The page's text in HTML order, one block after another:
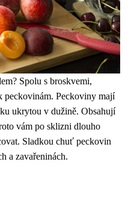
Spolu s broskvemi,
peckovinám. Peckoviny mají
ukrytou v dužině. Obsahují
vám po sklizni dlouho
Sladkou chuť peckovin
a zavařeninách.